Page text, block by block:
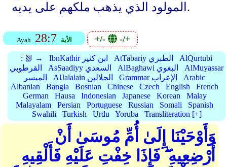
المولود الذي يذهب ملكهم على يديه.
Ayah 28:7 الأية +/- -/+
: 📗 → IbnKathir ابن كثير AtTabariy الطبري
AlQurtubi
القرطوبي
AsSaadiyy السعدي AlBaghawi البغوي
AlMuyassar
الميسر
AlJalalain الجلالين Grammar الإعراب
Arabic
Albanian
Bangla Bosnian Chinese Czech English
French
German
Hausa Indonesian Japanese Korean
Malay
Malayalam
Persian Portuguese Russian Somali
Spanish
Swahili
Turkish Urdu Yoruba Transliteration [+]
وَأَوْحَيْنَا إِلَىٰ أُمِّ مُوسَىٰ أَنْ
أَرْضِعِيهِ ۖ فَإِذَا خِفْتِ عَلَيْهِ فَأَلْقِيهِ